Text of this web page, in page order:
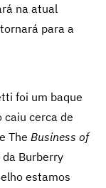
na atual
para a
foi um baque
caiu cerca de
The Business of
Burberry
estamos